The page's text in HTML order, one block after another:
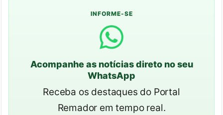
INFORME-SE
Acompanhe as notícias direto no seu
WhatsApp
Receba os destaques do Portal
Remador em tempo real.